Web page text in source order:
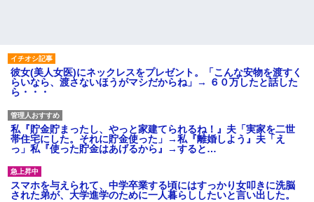
彼女(美人女医)にネックレスをプレゼント。「こんな安物を渡すく
らいなら、渡さないほうがマシだからね」→ ６０万したと話した
ら・・・
私『貯金貯まったし、やっと家建てられるね！』夫「実家を二世
帯住宅にした。それに貯金使った」→私『離婚しよう』夫「え
っ」私『使った貯金はあげるから』→すると…
スマホを与えられて、中学卒業する頃にはすっかり女叩きに洗脳
された弟が、大学進学のために一人暮らししたいと言い出した。